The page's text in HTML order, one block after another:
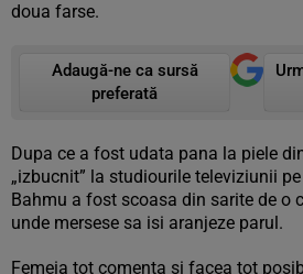
doua farse.
Adaugă-ne ca sursă
preferată
Dupa ce a fost udata pana la piele
„izbucnit” la studiourile televiziunii
Bahmu a fost scoasa din sarite de o
unde mersese sa isi aranjeze parul.
Femeia tot comenta si facea tot